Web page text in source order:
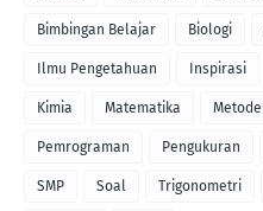
Bimbingan Belajar Biologi
Ilmu Pengetahuan Inspirasi
Kimia Matematika Metode
Pemrograman Pengukuran
SMP Soal Trigonometri